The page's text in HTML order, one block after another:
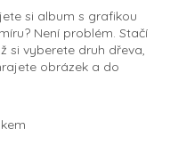
si album s grafikou
Není problém. Stačí
si vyberete druh dřeva,
obrázek a do
nebo...